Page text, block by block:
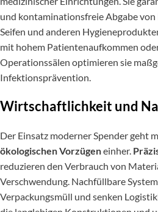
und kontaminationsfreie Abgabe
Seifen und anderen
mit hohem Patientenaufkommen
Operationssälen optimieren sie
Infektionsprävention.
Wirtschaftlichkeit und
Der Einsatz moderner Spender geht
ökologischen Vorzügeneinher.
reduzieren den Verbrauch von
Verschwendung. Nachfüllbare
Verpackungsmüll und senken